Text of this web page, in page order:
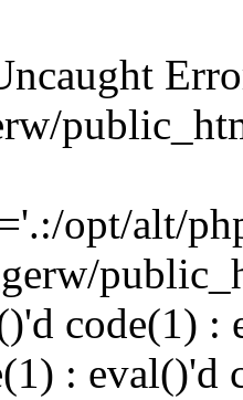
opt/alt/
code(1) :
: eval()'d